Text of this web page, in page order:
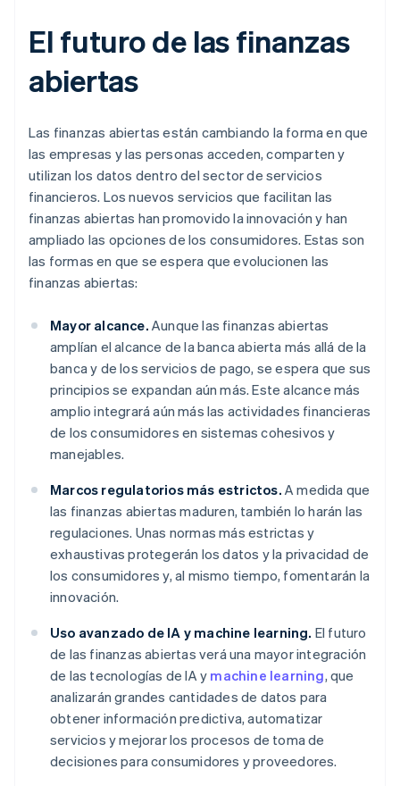
El futuro de las finanzas
abiertas
Las finanzas abiertas están cambiando la forma en que
las empresas y las personas acceden, comparten y
utilizan los datos dentro del sector de servicios
financieros. Los nuevos servicios que facilitan las
finanzas abiertas han promovido la innovación y han
ampliado las opciones de los consumidores. Estas son
las formas en que se espera que evolucionen las
finanzas abiertas:
Mayor alcance. Aunque las finanzas abiertas
amplían el alcance de la banca abierta más allá de la
banca y de los servicios de pago, se espera que sus
principios se expandan aún más. Este alcance más
amplio integrará aún más las actividades financieras
de los consumidores en sistemas cohesivos y
manejables.
Marcos regulatorios más estrictos. A medida que
las finanzas abiertas maduren, también lo harán las
regulaciones. Unas normas más estrictas y
exhaustivas protegerán los datos y la privacidad de
los consumidores y, al mismo tiempo, fomentarán la
innovación.
Uso avanzado de IA y machine learning. El futuro
de las finanzas abiertas verá una mayor integración
de las tecnologías de IA y machine learning, que
analizarán grandes cantidades de datos para
obtener información predictiva, automatizar
servicios y mejorar los procesos de toma de
decisiones para consumidores y proveedores.